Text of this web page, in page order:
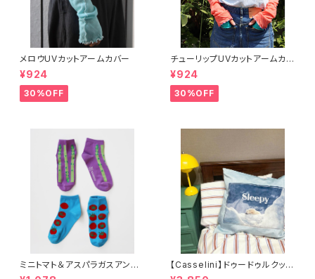
メロウUVカットアームカバー
¥924
30%OFF
チューリップUVカットアームカバ
ー
¥924
30%OFF
ミニトマト＆アスパラガスアンク
ルソックス 2P
【Casselini】ドゥードゥルクッシ
ョンカバー